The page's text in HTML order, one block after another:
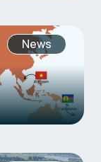
News